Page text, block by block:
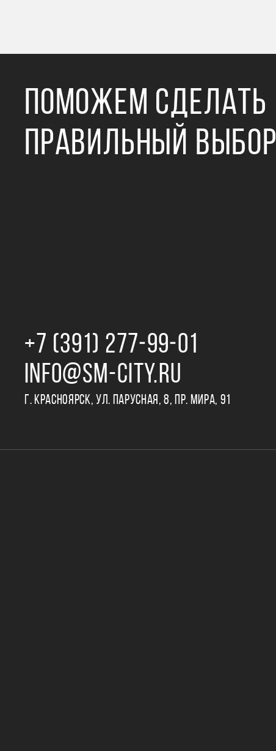
ПОМОЖЕМ СДЕЛАТЬ
ПРАВИЛЬНЫЙ ВЫБОР
+7 (391) 277‒99‒01
INFO@SM-CITY.RU
Г. КРАСНОЯРСК, УЛ. ПАРУСНАЯ, 8, ПР. МИРА, 91